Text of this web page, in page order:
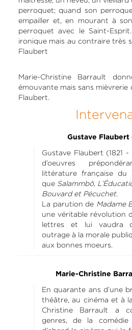
perroquet; quand son
empailler et, en mourant à
perroquet avec le Saint-
ironique mais au contraire très
Flaubert
Marie-Christine Barrault
émouvante mais sans mièvrerie
Flaubert.
Gustave Flaubert
Gustave Flaubert (1821 -
d’oeuvres
littérature française du
que Salammbô,
Bouvard et Pécuchet.
La parution de Madame
une véritable révolution
lettres et lui vaudra
outrage à la morale
aux bonnes moeurs.
Marie-Christine
En quarante ans d’une
théâtre, au cinéma et à
Christine Barrault a
genres, de la comédie